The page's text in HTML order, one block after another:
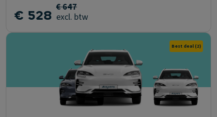
€ 528 € 647
excl. btw
Best deal (2)